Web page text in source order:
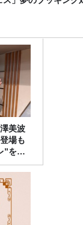
場も
”を喰